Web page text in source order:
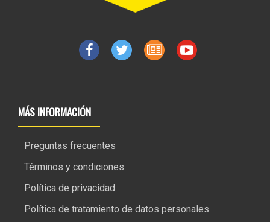
MÁS INFORMACIÓN
Preguntas frecuentes
Términos y condiciones
Política de privacidad
Política de tratamiento de datos personales